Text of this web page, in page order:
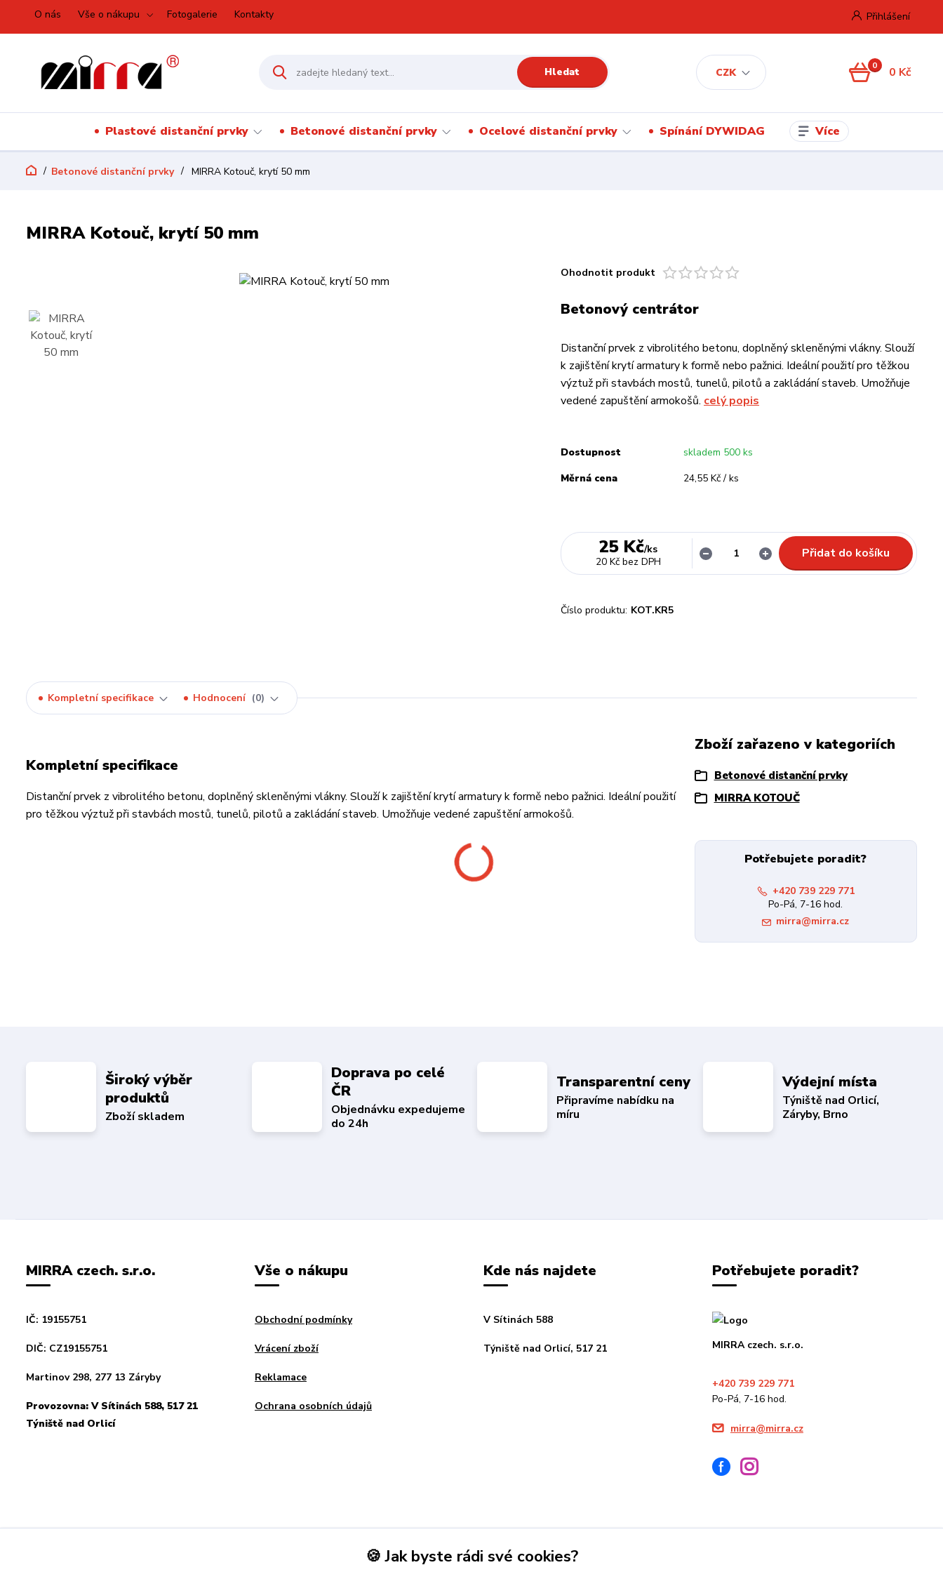
O nás Vše o nákupu Fotogalerie Kontakty
CZK
Přihlášení
Hledat 0 0 Kč
Plastové distanční prvky Betonové distanční prvky Ocelové distanční prvky Spínání DYWIDAG Více
Betonové distanční prvky MIRRA Kotouč, krytí 50 mm
MIRRA Kotouč, krytí 50 mm
Ohodnotit produkt
Betonový centrátor
Distanční prvek z vibrolitého betonu, doplněný skleněnými vlákny. Slouží
k zajištění krytí armatury k formě nebo pažnici. Ideální použití pro těžkou
výztuž při stavbách mostů, tunelů, pilotů a zakládání staveb. Umožňuje
vedené zapuštění armokošů. celý popis
Dostupnost
skladem 500 ks
Měrná cena
24,55 Kč / ks
25 Kč/ks
20 Kč bez DPH
Přidat do košíku
Číslo produktu: KOT.KR5
Kompletní specifikace Hodnocení 0
Kompletní specifikace
Distanční prvek z vibrolitého betonu, doplněný skleněnými vlákny. Slouží k zajištění krytí armatury k formě nebo pažnici. Ideální použití
pro těžkou výztuž při stavbách mostů, tunelů, pilotů a zakládání staveb. Umožňuje vedené zapuštění armokošů.
Zboží zařazeno v kategoriích
Betonové distanční prvky
MIRRA KOTOUČ
Potřebujete poradit?
+420 739 229 771
Po-Pá, 7-16 hod.
mirra@mirra.cz
Široký výběr
produktů
Zboží skladem
Doprava po celé
ČR
Objednávku expedujeme
do 24h
Transparentní ceny
Připravíme nabídku na
míru
Výdejní místa
Týniště nad Orlicí,
Záryby, Brno
MIRRA czech. s.r.o.
IČ: 19155751
DIČ: CZ19155751
Martinov 298, 277 13 Záryby
Provozovna: V Sítinách 588, 517 21
Týniště nad Orlicí
Vše o nákupu
Obchodní podmínky
Vrácení zboží
Reklamace
Ochrana osobních údajů
Kde nás najdete
V Sítinách 588
Týniště nad Orlicí, 517 21
Potřebujete poradit?
MIRRA czech. s.r.o.
+420 739 229 771
Po-Pá, 7-16 hod.
mirra@mirra.cz
🍪 Jak byste rádi své cookies?